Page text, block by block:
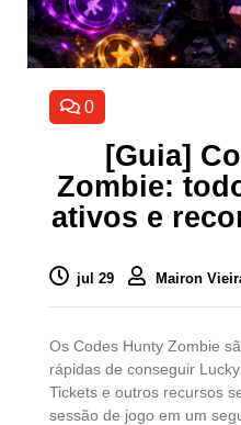
0
[Guia]
Zombie:
ativos e
jul 29 Mairon
Os Codes Hunty Zombie
rápidas de conseguir
Tickets e outros recursos
sessão de jogo em um